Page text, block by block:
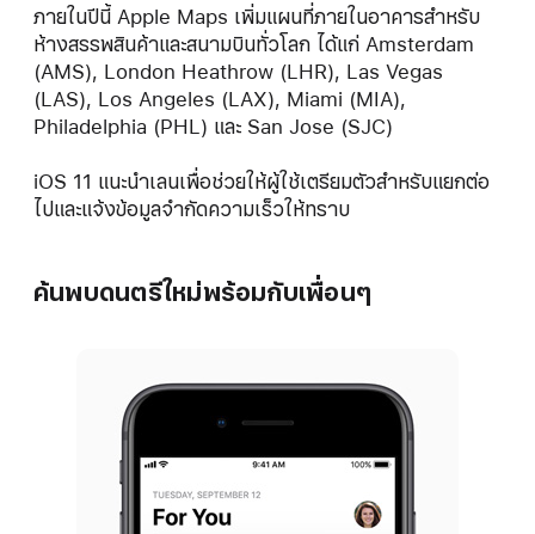
ภายในปีนี้ Apple Maps เพิ่มแผนที่ภายในอาคารสำหรับ
ห้างสรรพสินค้าและสนามบินทั่วโลก ได้แก่ Amsterdam
(AMS), London Heathrow (LHR), Las Vegas
(LAS), Los Angeles (LAX), Miami (MIA),
Philadelphia (PHL) และ San Jose (SJC)
iOS 11 แนะนำเลนเพื่อช่วยให้ผู้ใช้เตรียมตัวสำหรับแยกต่อ
ไปและแจ้งข้อมูลจำกัดความเร็วให้ทราบ
ค้นพบดนตรีใหม่พร้อมกับเพื่อนๆ